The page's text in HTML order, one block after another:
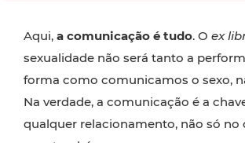
Aqui, a comunicação é tudo. O ex
sexualidade não será tanto a
forma como comunicamos o sexo,
Na verdade, a comunicação é a
qualquer relacionamento, não só no